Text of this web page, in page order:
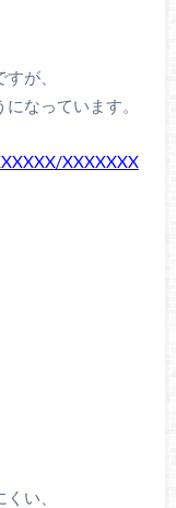
が、
なっています。
XXXXXXX
い、